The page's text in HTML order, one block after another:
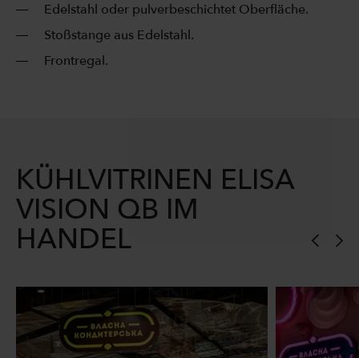
Edelstahl oder pulverbeschichtet Oberfläche.
Stoßstange aus Edelstahl.
Frontregal.
KÜHLVITRINEN ELISA
VISION QB IM
HANDEL